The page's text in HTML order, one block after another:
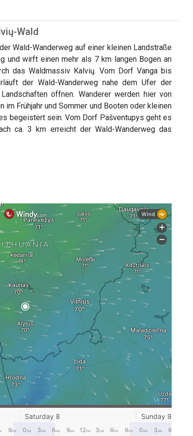
Wald
Wald-Wanderweg auf einer kleinen Landstraße
und wirft einen mehr als 7 km langen Bogen an
das Waldmassiv Kalvių. Vom Dorf Vanga bis
der Wald-Wanderweg nahe dem Ufer der
öffnen. Wanderer werden hier von
im Frühjahr und Sommer und Booten oder kleinen
begeistert sein. Vom Dorf Pašventupys geht es
ca. 3 km erreicht der Wald-Wanderweg das